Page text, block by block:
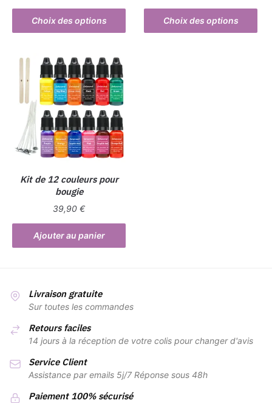
prix :
12,90 €
à
Choix des options
produit
a
variations.
Les
options
peuvent
être
choisies
sur
page
du
produit
Choix des options
Ce
produit
Kit de 12 couleurs pour
bougie
39,90€
Ajouter au panier
Livraison gratuite
Sur toutes les commandes
Retours faciles
14 jours à la réception de votre colis pour changer d'avis
Service Client
Assistance par emails 5j/7 Réponse sous 48h
Paiement 100% sécurisé